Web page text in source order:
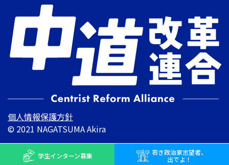
個人情報保護方針
© 2021 NAGATSUMA Akira
学生インターン募集 若き政治家志望者、
出でよ！